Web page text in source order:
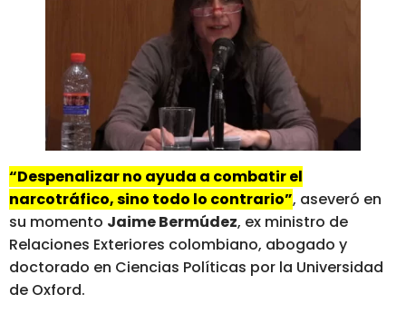
“Despenalizar no ayuda a combatir el
narcotráfico, sino todo lo contrario”, aseveró en
su momento Jaime Bermúdez, ex ministro de
Relaciones Exteriores colombiano, abogado y
doctorado en Ciencias Políticas por la Universidad
de Oxford.